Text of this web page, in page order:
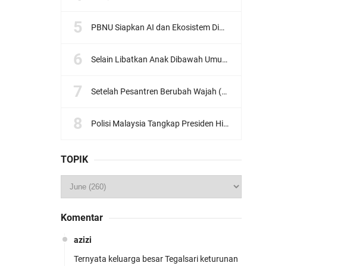
PBNU Siapkan AI dan Ekosistem Digital "Satu Ranah Digital untuk Ulama", Siap Diluncurkan dalam Waktu Dekat!
Selain Libatkan Anak Dibawah Umur, Aksi Ganyang Komunis Jadi Sorotan Karena Ada Narasi Halal Sembelih Orang
Setelah Pesantren Berubah Wajah (Dari NU Ke Wahabi)
Polisi Malaysia Tangkap Presiden Hizbut Tahrir Saat Konferensi Pers
TOPIK
Komentar
azizi
Ternyata keluarga besar Tegalsari keturunan